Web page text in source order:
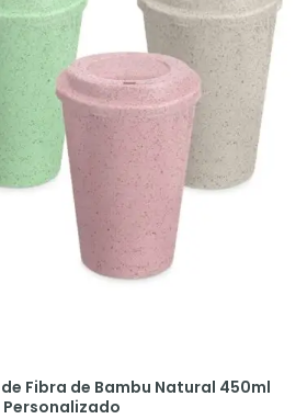
Fibra de Bambu Natural 450ml
Personalizado